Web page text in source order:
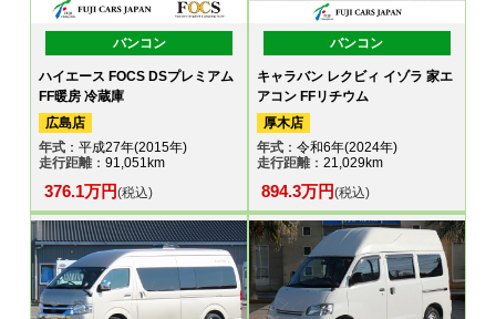
バンコン
ハイエース FOCS DSプレミアム
FF暖房 冷蔵庫
広島店
年式 ：平成27年(2015年)
走行距離：91,051km
376.1万円(税込)
バンコン
キャラバン レクビィ イゾラ 家エ
アコン FFリチウム
厚木店
年式：令和6年(2024年)
走行距離：21,029km
894.3万円(税込)